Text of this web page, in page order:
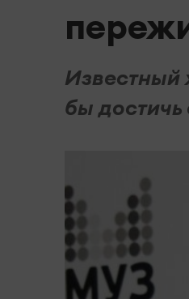
Известный
бы